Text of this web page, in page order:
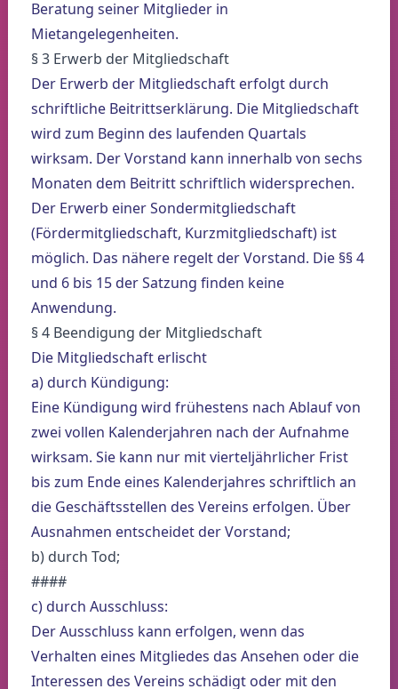
Beratung seiner Mitglieder in
Mietangelegenheiten.
§ 3 Erwerb der Mitgliedschaft
Der Erwerb der Mitgliedschaft erfolgt durch
schriftliche Beitrittserklärung. Die Mitgliedschaft
wird zum Beginn des laufenden Quartals
wirksam. Der Vorstand kann innerhalb von sechs
Monaten dem Beitritt schriftlich widersprechen.
Der Erwerb einer Sondermitgliedschaft
(Fördermitgliedschaft, Kurzmitgliedschaft) ist
möglich. Das nähere regelt der Vorstand. Die §§ 4
und 6 bis 15 der Satzung finden keine
Anwendung.
§ 4 Beendigung der Mitgliedschaft
Die Mitgliedschaft erlischt
a) durch Kündigung:
Eine Kündigung wird frühestens nach Ablauf von
zwei vollen Kalenderjahren nach der Aufnahme
wirksam. Sie kann nur mit vierteljährlicher Frist
bis zum Ende eines Kalenderjahres schriftlich an
die Geschäftsstellen des Vereins erfolgen. Über
Ausnahmen entscheidet der Vorstand;
b) durch Tod;
####
c) durch Ausschluss:
Der Ausschluss kann erfolgen, wenn das
Verhalten eines Mitgliedes das Ansehen oder die
Interessen des Vereins schädigt oder mit den